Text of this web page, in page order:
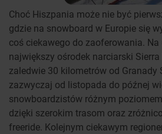
Choć Hiszpania może nie być
gdzie na snowboard w Europie się
coś ciekawego do zaoferowania. Na
największy ośrodek narciarski Sierra
zaledwie 30 kilometrów od Granady
zazwyczaj od listopada do późnej
snowboardzistów różnym
dzięki szerokim trasom oraz
freeride. Kolejnym ciekawym